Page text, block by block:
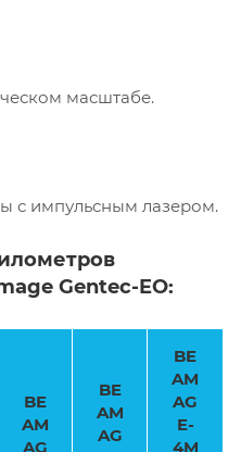
масштабе.
с импульсным лазером.
Gentec-EO:
BE
AM
AG
BE
AM
AG
BE
AM
AG
E-
4M